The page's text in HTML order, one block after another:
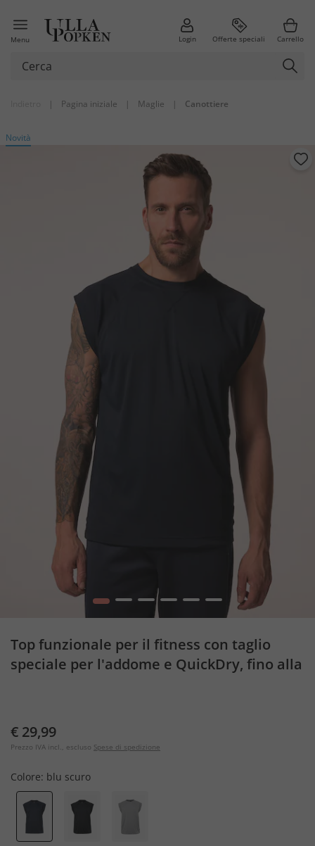
Menu Login Offerte speciali Carrello
| Pagina iniziale | Maglie | Canottiere
Novità
1 2 3 4 5 6
Top funzionale per il fitness con taglio
speciale per l'addome e QuickDry, fino alla
€ 29,99
Prezzo IVA incl., escluso Spese di spedizione
Colore: blu scuro